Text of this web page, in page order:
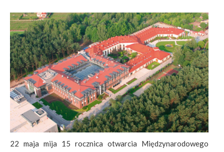
22 maja mija 15 rocznica otwarcia Międzynarodowego